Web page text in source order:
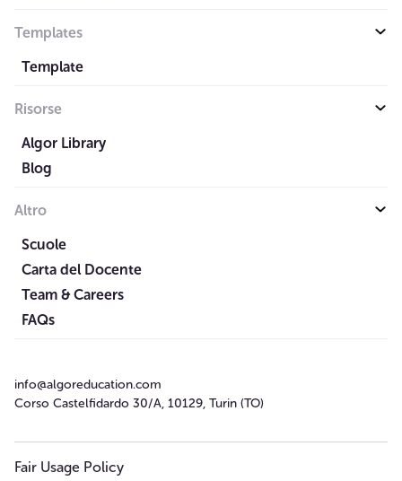
Templates
Template
Risorse
Algor Library
Blog
Altro
Scuole
Carta del Docente
Team & Careers
FAQs
info@algoreducation.com
Corso Castelfidardo 30/A, 10129, Turin (TO)
Fair Usage Policy